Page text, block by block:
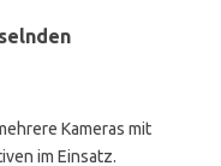
Kameras mit
im Einsatz.